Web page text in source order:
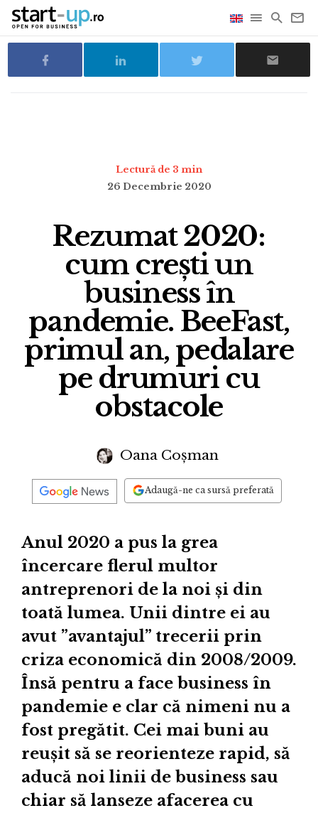
Lectură de 3 min
26 Decembrie 2020
Rezumat 2020:
cum crești un
business în
pandemie. BeeFast,
primul an, pedalare
pe drumuri cu
obstacole
Oana Coșman
Adaugă-ne ca sursă preferată
Anul 2020 a pus la grea
încercare flerul multor
antreprenori de la noi și din
toată lumea. Unii dintre ei au
avut ”avantajul” trecerii prin
criza economică din 2008/2009.
Însă pentru a face business în
pandemie e clar că nimeni nu a
fost pregătit. Cei mai buni au
reușit să se reorienteze rapid, să
aducă noi linii de business sau
chiar să lanseze afacerea cu